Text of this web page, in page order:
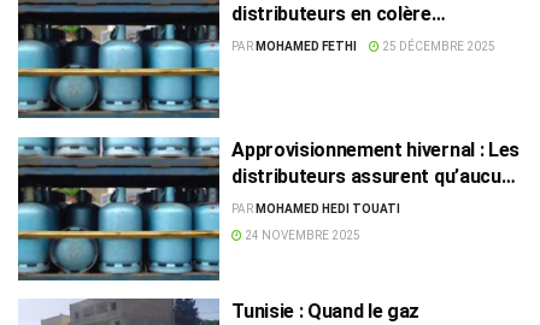
distributeurs en colère
menacent d’interruption
PAR MOHAMED FETHI 25 DÉCEMBRE 2025
Approvisionnement hivernal : Les
distributeurs assurent qu’aucune
pénurie de gaz n’est à craindre
PAR MOHAMED HEDI TOUATI
24 NOVEMBRE 2025
Tunisie : Quand le gaz